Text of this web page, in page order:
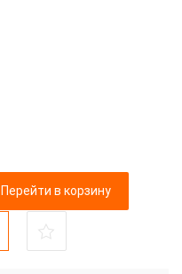
Перейти в корзину